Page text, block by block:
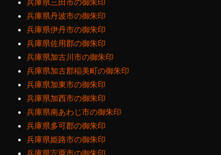
兵庫県三田市の御朱印
兵庫県丹波市の御朱印
兵庫県伊丹市の御朱印
兵庫県佐用郡の御朱印
兵庫県加古川市の御朱印
兵庫県加古郡稲美町の御朱印
兵庫県加東市の御朱印
兵庫県加西市の御朱印
兵庫県南あわじ市の御朱印
兵庫県多可郡の御朱印
兵庫県姫路市の御朱印